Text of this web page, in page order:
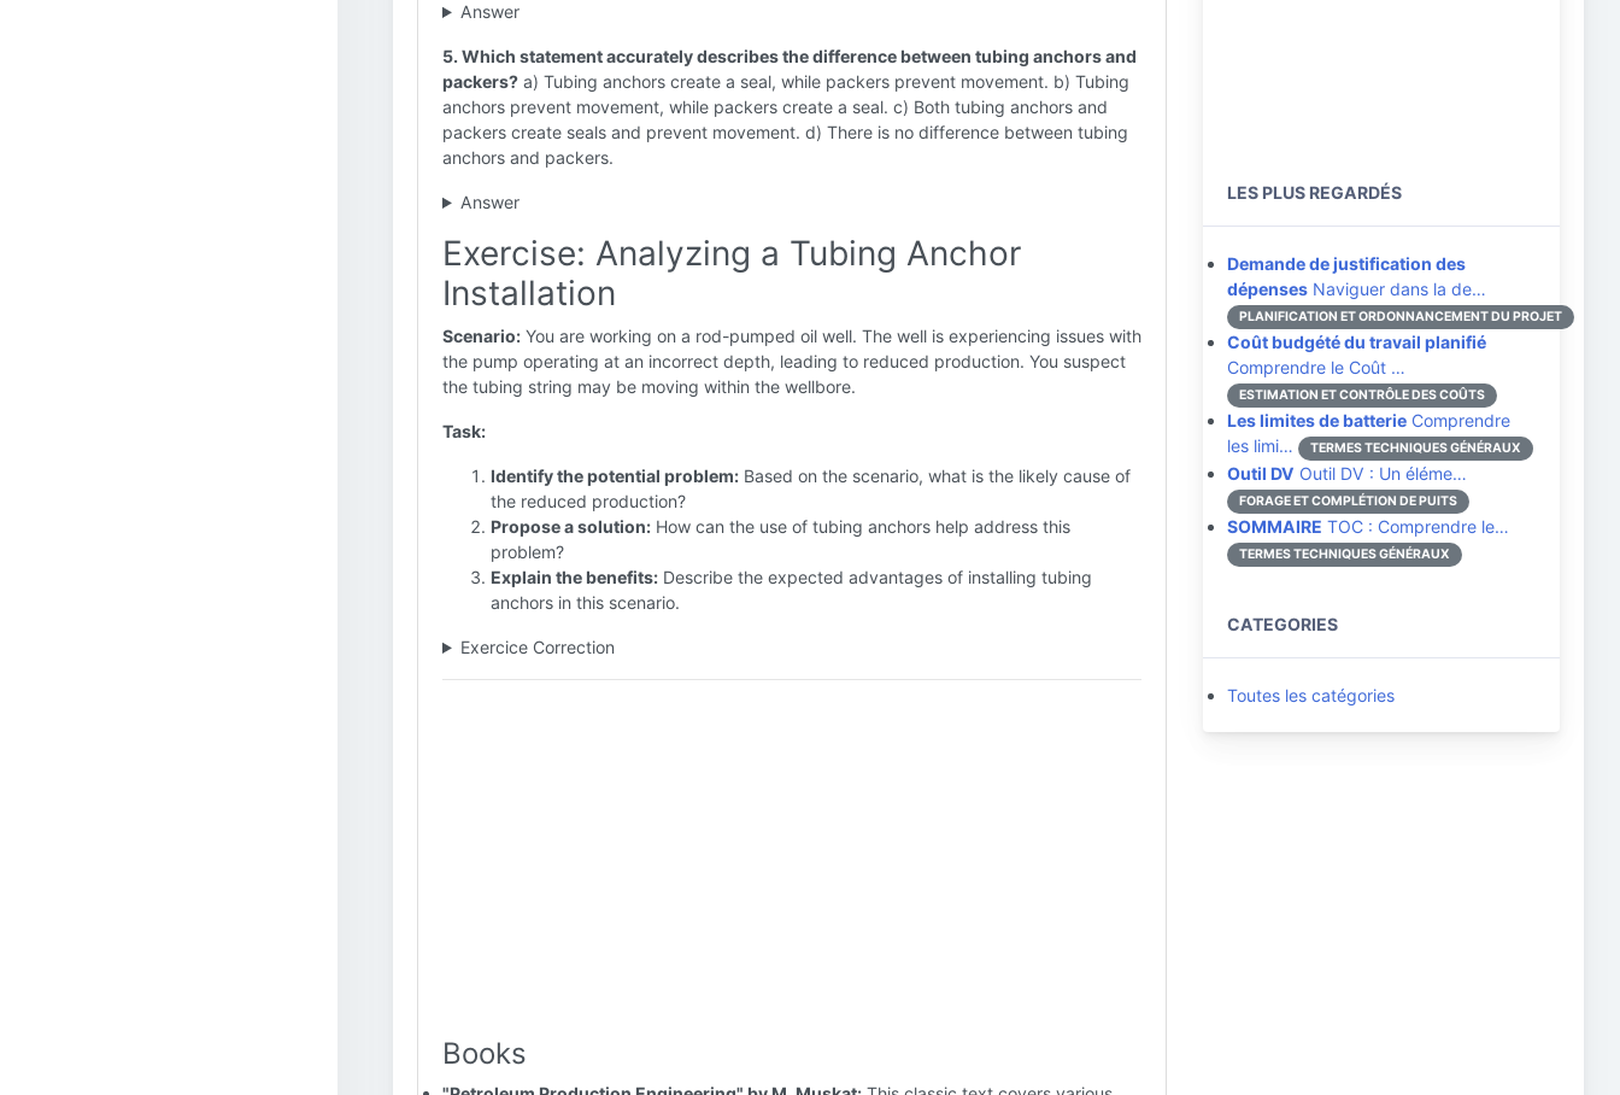
Answer
5. Which statement accurately describes the difference between tubing anchors and
packers? a) Tubing anchors create a seal, while packers prevent movement. b) Tubing
anchors prevent movement, while packers create a seal. c) Both tubing anchors and
packers create seals and prevent movement. d) There is no difference between tubing
anchors and packers.
Answer
Exercise: Analyzing a Tubing Anchor
Installation
Scenario: You are working on a rod-pumped oil well. The well is experiencing issues with
the pump operating at an incorrect depth, leading to reduced production. You suspect
the tubing string may be moving within the wellbore.
Task:
Identify the potential problem: Based on the scenario, what is the likely cause of
the reduced production?
Propose a solution: How can the use of tubing anchors help address this
problem?
Explain the benefits: Describe the expected advantages of installing tubing
anchors in this scenario.
Exercice Correction
Books
LES PLUS REGARDÉS
Demande de justification des
dépenses Naviguer dans la de…
PLANIFICATION ET ORDONNANCEMENT DU PROJET
Coût budgété du travail planifié
Comprendre le Coût …
ESTIMATION ET CONTRÔLE DES COÛTS
Les limites de batterie Comprendre
les limi…
TERMES TECHNIQUES GÉNÉRAUX
Outil DV Outil DV : Un éléme…
FORAGE ET COMPLÉTION DE PUITS
SOMMAIRE TOC : Comprendre le…
TERMES TECHNIQUES GÉNÉRAUX
CATEGORIES
Toutes les catégories